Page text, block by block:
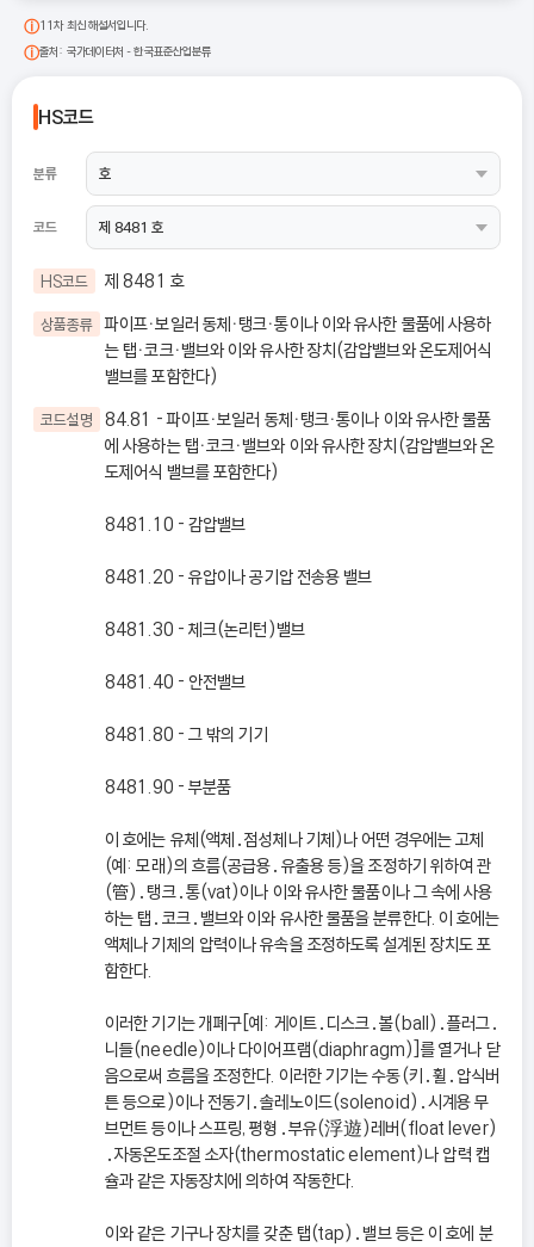
11차 최신 해설서입니다.
출처: 국가데이터처 - 한국표준산업분류
HS코드
분류
코드
HS코드 제 8481 호
상품종류 파이프ㆍ보일러 동체ㆍ탱크ㆍ통이나 이와 유사한 물품에 사용하
는 탭ㆍ코크ㆍ밸브와 이와 유사한 장치(감압밸브와 온도제어식
밸브를 포함한다)
코드설명
84.81 - 파이프ㆍ보일러 동체ㆍ탱크ㆍ통이나 이와 유사한 물품
에 사용하는 탭ㆍ코크ㆍ밸브와 이와 유사한 장치(감압밸브와 온
도제어식 밸브를 포함한다)
8481.10 - 감압밸브
8481.20 - 유압이나 공기압 전송용 밸브
8481.30 - 체크(논리턴)밸브
8481.40 - 안전밸브
8481.80 - 그 밖의 기기
8481.90 - 부분품
이 호에는 유체(액체․점성체나 기체)나 어떤 경우에는 고체
(예: 모래)의 흐름(공급용․유출용 등)을 조정하기 위하여 관
(管)․탱크․통(vat)이나 이와 유사한 물품이나 그 속에 사용
하는 탭․코크․밸브와 이와 유사한 물품을 분류한다. 이 호에는
액체나 기체의 압력이나 유속을 조정하도록 설계된 장치도 포
함한다.
이러한 기기는 개폐구[예: 게이트․디스크․볼(ball)․플러그․
니들(needle)이나 다이어프램(diaphragm)]를 열거나 닫
음으로써 흐름을 조정한다. 이러한 기기는 수동(키․휠․압식버
튼 등으로)이나 전동기․솔레노이드(solenoid)․시계용 무
브먼트 등이나 스프링, 평형․부유(浮遊)레버(float lever)
․자동온도조절 소자(thermostatic element)나 압력 캡
슐과 같은 자동장치에 의하여 작동한다.
이와 같은 기구나 장치를 갖춘 탭(tap)․밸브 등은 이 호에 분